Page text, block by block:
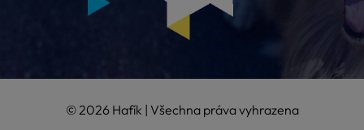
© 2026 Hafík | Všechna práva vyhrazena